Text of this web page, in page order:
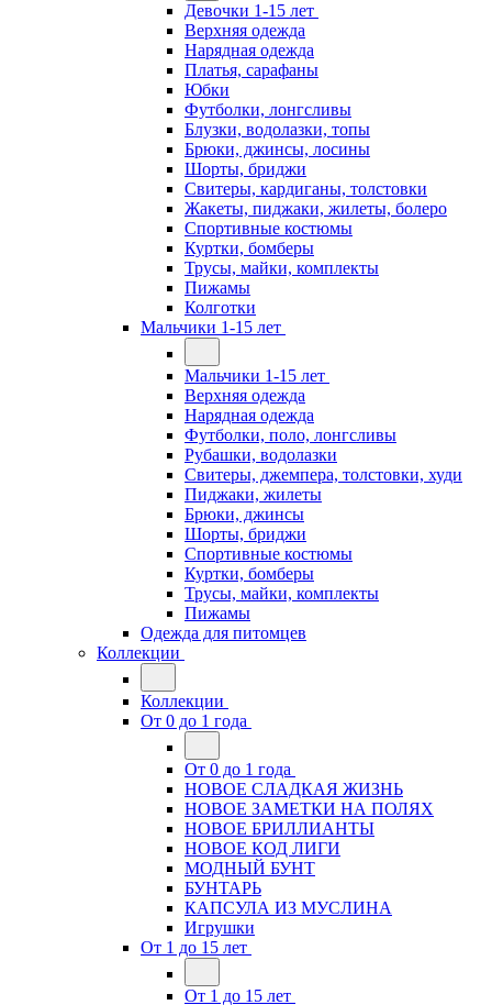
Девочки 1-15 лет
Верхняя одежда
Нарядная одежда
Платья, сарафаны
Юбки
Футболки, лонгсливы
Блузки, водолазки, топы
Брюки, джинсы, лосины
Шорты, бриджи
Свитеры, кардиганы, толстовки
Жакеты, пиджаки, жилеты, болеро
Спортивные костюмы
Куртки, бомберы
Трусы, майки, комплекты
Пижамы
Колготки
Мальчики 1-15 лет
Мальчики 1-15 лет
Верхняя одежда
Нарядная одежда
Футболки, поло, лонгсливы
Рубашки, водолазки
Свитеры, джемпера, толстовки, худи
Пиджаки, жилеты
Брюки, джинсы
Шорты, бриджи
Спортивные костюмы
Куртки, бомберы
Трусы, майки, комплекты
Пижамы
Одежда для питомцев
Коллекции
Коллекции
От 0 до 1 года
От 0 до 1 года
НОВОЕ СЛАДКАЯ ЖИЗНЬ
НОВОЕ ЗАМЕТКИ НА ПОЛЯХ
НОВОЕ БРИЛЛИАНТЫ
НОВОЕ КОД ЛИГИ
МОДНЫЙ БУНТ
БУНТАРЬ
КАПСУЛА ИЗ МУСЛИНА
Игрушки
От 1 до 15 лет
От 1 до 15 лет